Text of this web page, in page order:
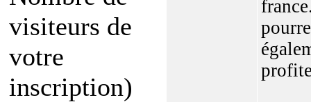
visiteurs de
votre
inscription)